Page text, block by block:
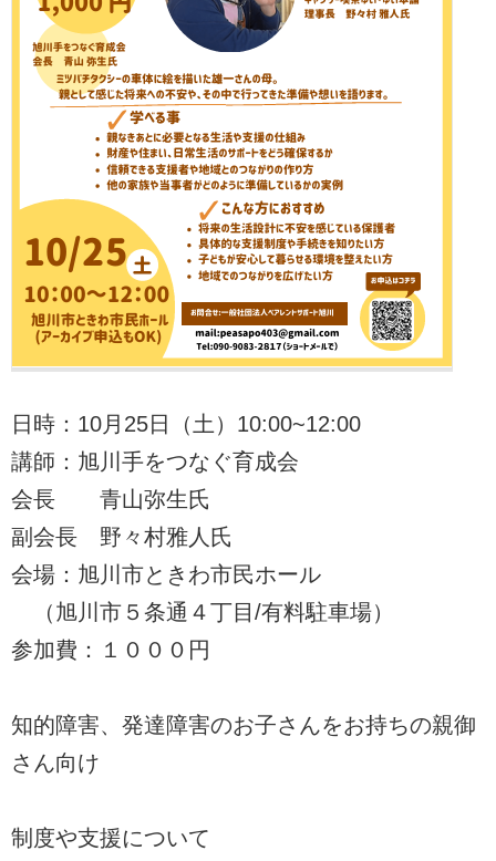
日時：10月25日（土）10:00~12:00
講師：旭川手をつなぐ育成会
会長 青山弥生氏
副会長 野々村雅人氏
会場：旭川市ときわ市民ホール
（旭川市５条通４丁目/有料駐車場）
参加費：１０００円
知的障害、発達障害のお子さんをお持ちの親御
さん向け
制度や支援について